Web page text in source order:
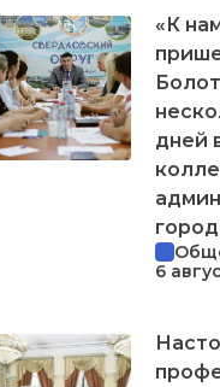
«К
дней
6